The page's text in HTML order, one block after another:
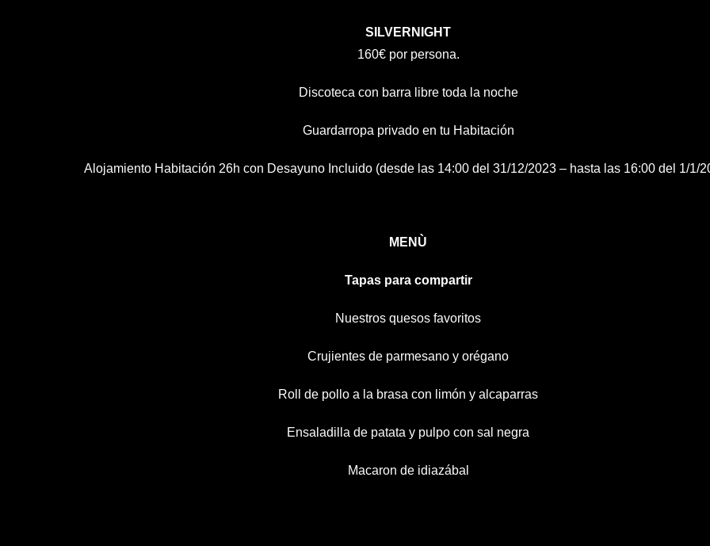
SILVERNIGHT
160€ por persona.
Discoteca con barra libre toda la noche
Guardarropa privado en tu Habitación
Alojamiento Habitación 26h con Desayuno Incluido (desde las 14:00 del 31/12/2023 – hasta las 16:00 del 1/1/
MENÙ
Tapas para compartir
Nuestros quesos favoritos
Crujientes de parmesano y orégano
Roll de pollo a la brasa con limón y alcaparras
Ensaladilla de patata y pulpo con sal negra
Macaron de idiazábal